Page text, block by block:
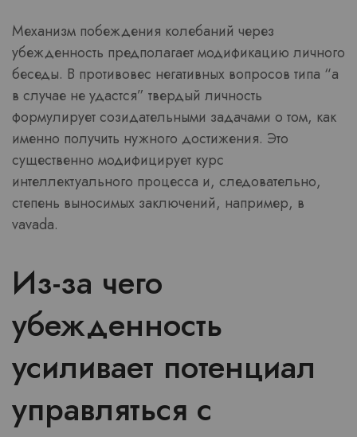
Механизм побеждения колебаний через
убежденность предполагает модификацию личного
беседы. В противовес негативных вопросов типа “а
в случае не удастся” твердый личность
формулирует созидательными задачами о том, как
именно получить нужного достижения. Это
существенно модифицирует курс
интеллектуального процесса и, следовательно,
степень выносимых заключений, например, в
vavada.
Из-за чего
убежденность
усиливает потенциал
управляться с